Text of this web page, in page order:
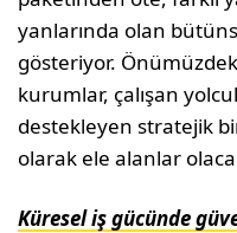
yanlarında olan
gösteriyor.
kurumlar, çalışan
destekleyen stratejik
olarak ele alanlar
Küresel iş gücünde